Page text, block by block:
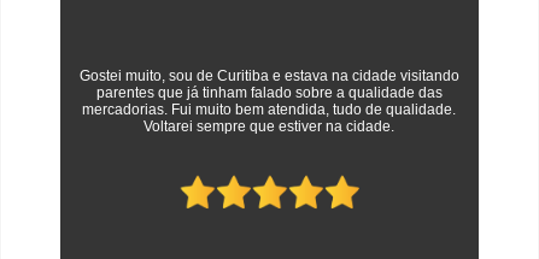
Camisa Social Listrada
Camisa Social Listrada Masculina
Camisa Social Manga Longa Listrada
Gostei muito, sou de Curitiba e estava na cidade visitando
parentes que já tinham falado sobre a qualidade das
mercadorias. Fui muito bem atendida, tudo de qualidade.
Voltarei sempre que estiver na cidade.